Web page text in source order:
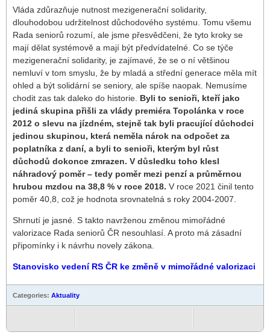
Vláda zdůrazňuje nutnost mezigenerační solidarity,
dlouhodobou udržitelnost důchodového systému. Tomu všemu
Rada seniorů rozumí, ale jsme přesvědčeni, že tyto kroky se
mají dělat systémově a mají být předvídatelné. Co se týče
mezigenerační solidarity, je zajímavé, že se o ní většinou
nemluví v tom smyslu, že by mladá a střední generace měla mít
ohled a být solidární se seniory, ale spíše naopak. Nemusíme
chodit zas tak daleko do historie. Byli to senioři, kteří jako
jediná skupina přišli za vlády premiéra Topolánka v roce
2012 o slevu na jízdném, stejně tak byli pracující důchodci
jedinou skupinou, která neměla nárok na odpočet za
poplatníka z daní, a byli to senioři, kterým byl růst
důchodů dokonce zmrazen. V důsledku toho klesl
náhradový poměr – tedy poměr mezi penzí a průměrnou
hrubou mzdou na 38,8 % v roce 2018. V roce 2021 činil tento
poměr 40,8, což je hodnota srovnatelná s roky 2004-2007.
Shrnutí je jasné. S takto navrženou změnou mimořádné
valorizace Rada seniorů ČR nesouhlasí. A proto má zásadní
připomínky i k návrhu novely zákona.
Stanovisko vedení RS ČR ke změně v mimořádné valorizaci
Categories: Aktuality